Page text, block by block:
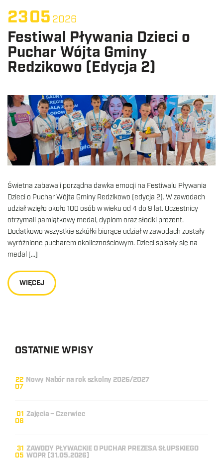
2305 2026
Festiwal Pływania Dzieci o
Puchar Wójta Gminy
Redzikowo (Edycja 2)
Świetna zabawa i porządna dawka emocji na Festiwalu Pływania
Dzieci o Puchar Wójta Gminy Redzikowo (edycja 2). W zawodach
udział wzięło około 100 osób w wieku od 4 do 9 lat. Uczestnicy
otrzymali pamiątkowy medal, dyplom oraz słodki prezent.
Dodatkowo wszystkie szkółki biorące udział w zawodach zostały
wyróżnione pucharem okolicznościowym. Dzieci spisały się na
medal […]
WIĘCEJ
OSTATNIE WPISY
22
07
Nowy Nabór na rok szkolny 2026/2027
01
06
Zajęcia – Czerwiec
31
05
ZAWODY PŁYWACKIE O PUCHAR PREZESA SŁUPSKIEGO
WOPR (31.05.2026)